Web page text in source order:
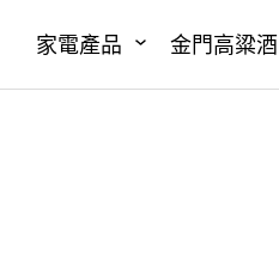
家電產品 金門高粱酒